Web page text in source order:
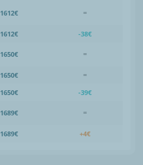
1612€ =
1612€
-38€
1650€ =
1650€
=
1650€
-39€
1689€ =
1689€ +4€